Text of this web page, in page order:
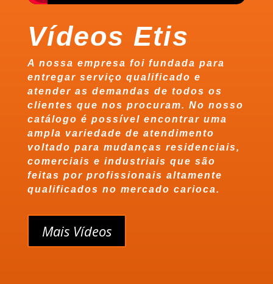
Vídeos Etis
A nossa empresa foi fundada para
entregar serviço qualificado e
atender as demandas de todos os
clientes que nos procuram. No nosso
catálogo é possível encontrar uma
ampla variedade de atendimento
voltado para mudanças residenciais,
comerciais e industriais que são
feitas por profissionais altamente
qualificados no mercado carioca.
Mais Vídeos